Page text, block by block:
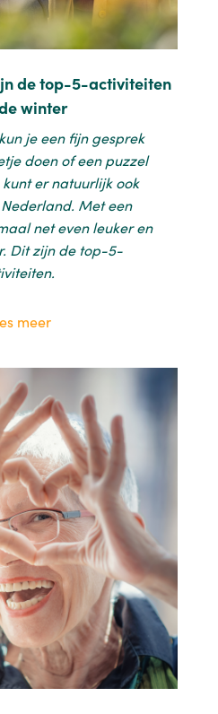
de top-5-activiteiten
winter
je een fijn gesprek
doen of een puzzel
er natuurlijk ook
Met een
net even leuker en
Dit zijn de top-5-
meer